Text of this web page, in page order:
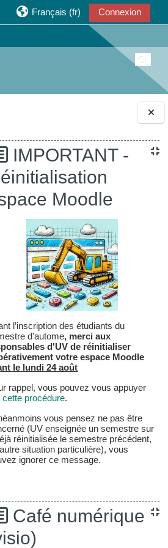
IMPORTANT -
Moodle
l’inscription des étudiants du
d'autome, merci aux
d'UV de réinitialiser
votre espace Moodle
le lundi 24 août
rappel, vous pouvez vous appuyer
cette procédure.
vous pensez ne pas être
(UV enseignée un semestre sur
réinitialisée le semestre précédent,
situation particulière), vous
ignorer ce message.
Café numérique
Français ‎(fr)‎ Connexion